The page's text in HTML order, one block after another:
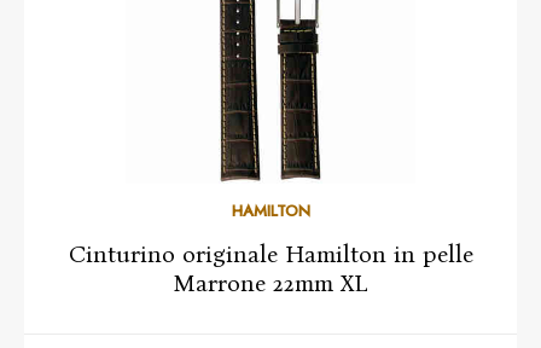
HAMILTON
Cinturino originale Hamilton in pelle
Marrone 22mm XL